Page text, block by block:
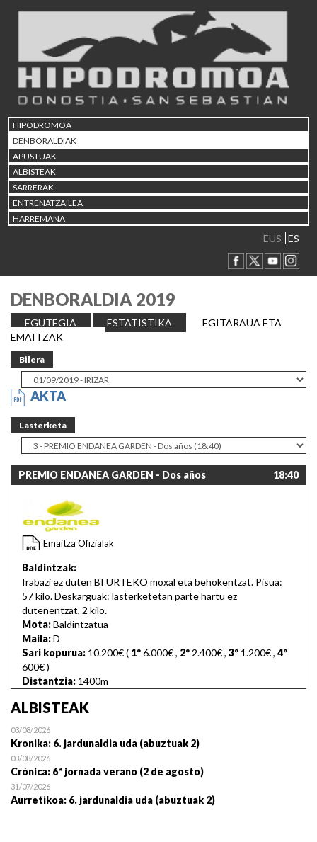
HIPODROMOA
DENBORALDIAK
APUSTUAK
ALBISTEAK
SARRERAK
ENTRENATZAILEA
HARREMANA
EUS ES
DENBORALDIA 2019
EGUTEGIA ESTATISTIKA
EGITARAUA ETA
EMAITZAK
Bilera
AKTA
Lasterketa
PREMIO ENDANEA GARDEN - Dos años 18:40
Emaitza Ofizialak
Baldintzak:
Irabazi ez duten BI URTEKO moxal eta behokentzat. Pisua:
57 kilo. Deskarguak: lasterketetan parte hartu ez
dutenentzat, 2 kilo.
Mota:Baldintzatua
Maila:D
Sari kopurua: 10.200€ ( 1º6.000€, 2º 2.400€, 3º 1.200€, 4º
600€)
Distantzia: 1400m
ALBISTEAK
03/08/2026
Kronika: 6. jardunaldia uda (abuztuak 2)
03/08/2026
Crónica: 6ª jornada verano (2 de agosto)
31/07/2026
Aurretikoa: 6. jardunaldia uda (abuztuak 2)